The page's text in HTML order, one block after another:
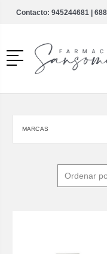
Contacto: 945244681 |
Menú
MARCAS
Ordenar